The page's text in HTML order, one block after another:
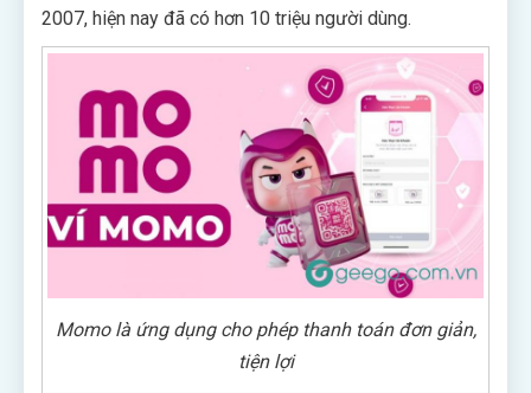
2007, hiện nay đã có hơn 10 triệu người dùng.
Momo là ứng dụng cho phép thanh toán đơn giản,
tiện lợi